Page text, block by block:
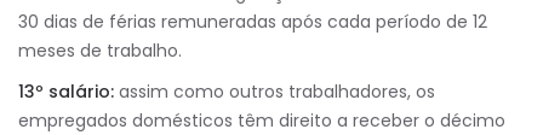
30 dias de férias remuneradas após cada período de 12
meses de trabalho.
13º salário: assim como outros trabalhadores, os
empregados domésticos têm direito a receber o décimo